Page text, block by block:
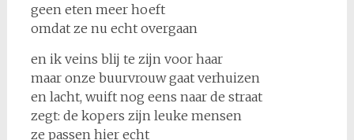
geen eten meer hoeft
omdat ze nu echt overgaan
en ik veins blij te zijn voor haar
maar onze buurvrouw gaat verhuizen
en lacht, wuift nog eens naar de straat
zegt: de kopers zijn leuke mensen
ze passen hier echt